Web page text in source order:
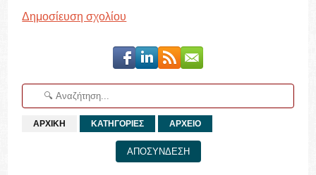
Δημοσίευση σχολίου
ΑΡΧΙΚΗ ΚΑΤΗΓΟΡΙΕΣ ΑΡΧΕΙΟ
ΑΠΟΣΥΝΔΕΣΗ